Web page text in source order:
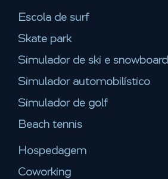
Escola de surf
Skate park
Simulador de ski e snowboard
Simulador automobilístico
Simulador de golf
Beach tennis
Hospedagem
Coworking